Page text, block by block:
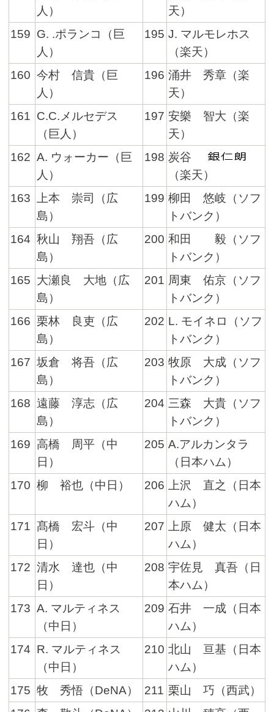
人）
天）
159 G. .ポランコ（巨
人）
195 J. マルモレホス
（楽天）
160 今村 信貴（巨
人）
196 涌井 秀章（楽
天）
161 C.C.メルセデス
（巨人）
197 安樂 智大（楽
天）
162 A. ウォーカー（巨
人）
198 炭谷
（楽天）
163
上本 崇司（広
島）
199 柳田 悠岐（ソフ
トバンク）
164 秋山 翔吾（広
島）
200 和田 毅（ソフ
トバンク）
165 大瀬良 大地（広
島）
201 周東 佑京（ソフ
トバンク）
166 栗林 良吏（広
島）
202 L. モイネロ（ソフ
トバンク）
167 坂倉 将吾（広
島）
203 牧原 大成（ソフ
トバンク）
168 遠藤 淳志（広
島）
204 三森 大貴（ソフ
トバンク）
169 高橋 周平（中
日）
205 A.アルカンタラ
（日本ハム）
170 柳 裕也（中日） 206
上沢 直之（日本
ハム）
171 髙橋 宏斗（中
日）
207
上原 健太（日本
ハム）
172 清水 達也（中
日）
208 宇佐見 真吾（日
本ハム）
173 A. マルティネス
（中日）
209 石井 一成（日本
ハム）
174 R. マルティネス
（中日）
210 北山 亘基（日本
ハム）
175 牧 秀悟（DeNA） 211 栗山 巧（西武）